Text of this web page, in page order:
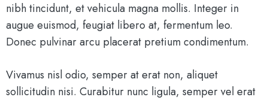
nibh tincidunt, et vehicula magna mollis. Integer in
augue euismod, feugiat libero at, fermentum leo.
Donec pulvinar arcu placerat pretium condimentum.
Vivamus nisl odio, semper at erat non, aliquet
sollicitudin nisi. Curabitur nunc ligula, semper vel erat